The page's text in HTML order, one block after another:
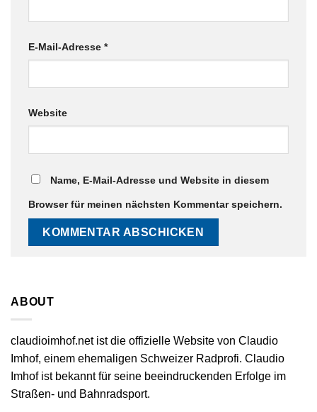
E-Mail-Adresse *
Website
Name, E-Mail-Adresse und Website in diesem
Browser für meinen nächsten Kommentar speichern.
ABOUT
claudioimhof.net ist die offizielle Website von Claudio
Imhof, einem ehemaligen Schweizer Radprofi. Claudio
Imhof ist bekannt für seine beeindruckenden Erfolge im
Straßen- und Bahnradsport.